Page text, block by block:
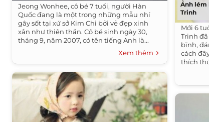
Jeong Wonhee, cô bé 7 tuổi, người Hàn
Quốc đang là một trong những mẫu nhí
gây sốt tại xứ sở Kim Chi bởi vẻ đẹp xinh
xắn như thiên thần. Cô bé sinh ngày 30,
tháng 9, năm 2007, có tên tiếng Anh là...
Xem thêm
Ảnh lém
Trinh
Mới 6
Trinh
bĩnh,
cách
thích